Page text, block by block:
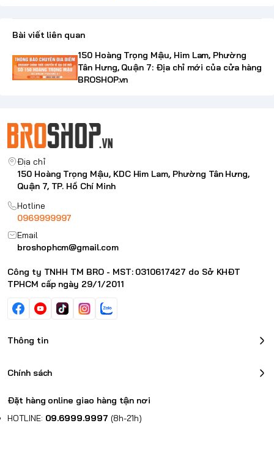
Bài viết liên quan
150 Hoàng Trọng Mậu, Him Lam, Phường
Tân Hưng, Quận 7: Địa chỉ mới của cửa hàng
BROSHOP.vn
Địa chỉ
150 Hoàng Trọng Mậu, KDC Him Lam, Phường Tân Hưng,
Quận 7, TP. Hồ Chí Minh
Hotline
0969999997
Email
broshophcm@gmail.com
Công ty TNHH TM BRO - MST: 0310617427 do Sở KHĐT
TPHCM cấp ngày 29/1/2011
Thông tin
Chính sách
Đặt hàng online giao hàng tận nơi
HOTLINE: 09.6999.9997 (8h-21h)